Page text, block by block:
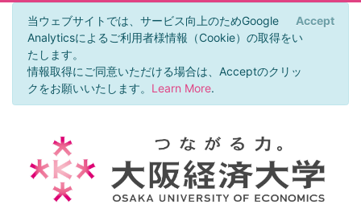
当ウェブサイトでは、サービス向上のためGoogle
Analyticsによるご利用者様情報（Cookie）の取得をい
たします。
情報取得にご同意いただける場合は、Acceptのクリッ
クをお願いいたします。 Learn More.
Accept
×